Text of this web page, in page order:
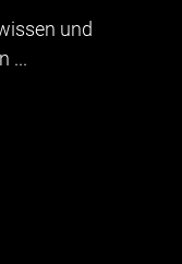
und